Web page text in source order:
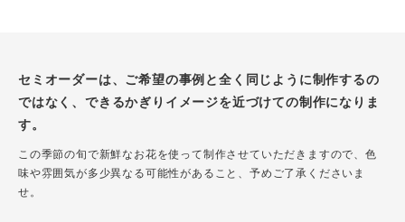
セミオーダーは、ご希望の事例と全く同じように制作するの
ではなく、できるかぎりイメージを近づけての制作になりま
す。
この季節の旬で新鮮なお花を使って制作させていただきますので、色
味や雰囲気が多少異なる可能性があること、予めご了承くださいま
せ。